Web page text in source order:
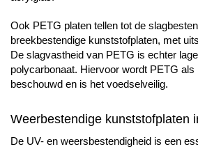
Ook PETG platen tellen tot de
breekbestendige kunststofplaten, met
De slagvastheid van PETG is echter
polycarbonaat. Hiervoor wordt PETG
beschouwd en is het voedselveilig.
Weerbestendige kunststofplaten
De UV- en weersbestendigheid is een